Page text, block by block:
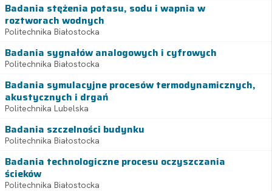
Badania stężenia potasu, sodu i wapnia w
roztworach wodnych
Politechnika Białostocka
Badania sygnałów analogowych i cyfrowych
Politechnika Białostocka
Badania symulacyjne procesów termodynamicznych,
akustycznych i drgań
Politechnika Lubelska
Badania szczelności budynku
Politechnika Białostocka
Badania technologiczne procesu oczyszczania
ścieków
Politechnika Białostocka